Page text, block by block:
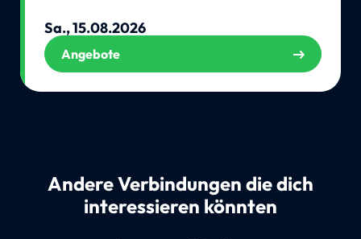
Sa., 15.08.2026
Angebote
Andere Verbindungen die dich
interessieren könnten